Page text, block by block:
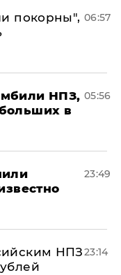
покорны", 06:57
НПЗ,
в
05:56
23:49
НПЗ23:14